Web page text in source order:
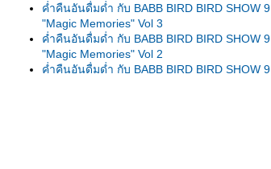
ค่ำคืนอันดื่มด่ำ กับ BABB BIRD BIRD SHOW 9
"Magic Memories" Vol 3
ค่ำคืนอันดื่มด่ำ กับ BABB BIRD BIRD SHOW 9
"Magic Memories" Vol 2
ค่ำคืนอันดื่มด่ำ กับ BABB BIRD BIRD SHOW 9